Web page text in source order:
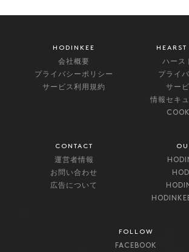
HODINKEE
会社概要
プライバシーポリシー
サービス利用規約
ハース
プライ
サー
情報セキ
CONTACT
運営者情報
お問い合わせ
広告について
FOLLOW
FACEBOOK